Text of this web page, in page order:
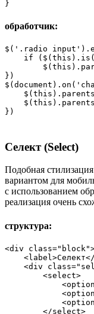
обработчик:
$('.radio
if
})
})
Селект (Select)
Подобная
вариантом для
с использованием
реализация очень
структура:
<div
<div
        <select>
        </select>